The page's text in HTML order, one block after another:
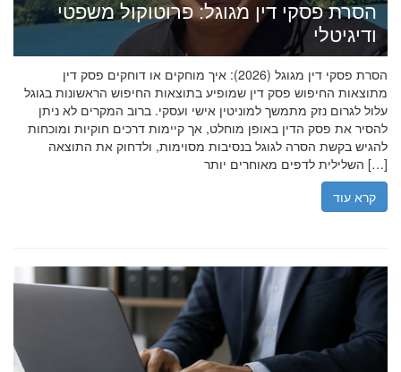
הסרת פסקי דין מגוגל: פרוטוקול משפטי
ודיגיטלי
הסרת פסקי דין מגוגל (2026): איך מוחקים או דוחקים פסק דין
מתוצאות החיפוש פסק דין שמופיע בתוצאות החיפוש הראשונות בגוגל
עלול לגרום נזק מתמשך למוניטין אישי ועסקי. ברוב המקרים לא ניתן
להסיר את פסק הדין באופן מוחלט, אך קיימות דרכים חוקיות ומוכחות
להגיש בקשת הסרה לגוגל בנסיבות מסוימות, ולדחוק את התוצאה
השלילית לדפים מאוחרים יותר […]
קרא עוד